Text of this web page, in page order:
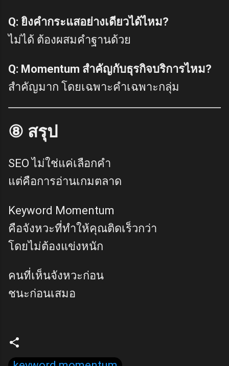
Q: ยิงคำกระแสอย่างเดียวได้ไหม?
ไม่ได้ ต้องผสมคำฐานด้วย
Q: Momentum สำคัญกับธุรกิจบริการไหม?
สำคัญมาก โดยเฉพาะคำเฉพาะกลุ่ม
⑧ สรุป
SEO ไม่ใช่แค่เลือกคำ
แต่คือการอ่านเกมตลาด
Keyword Momentum
คือจังหวะที่ทำให้คุณติดเร็วกว่า
โดยไม่ต้องแข่งหนัก
คนที่เห็นจังหวะก่อน
ชนะก่อนเสมอ